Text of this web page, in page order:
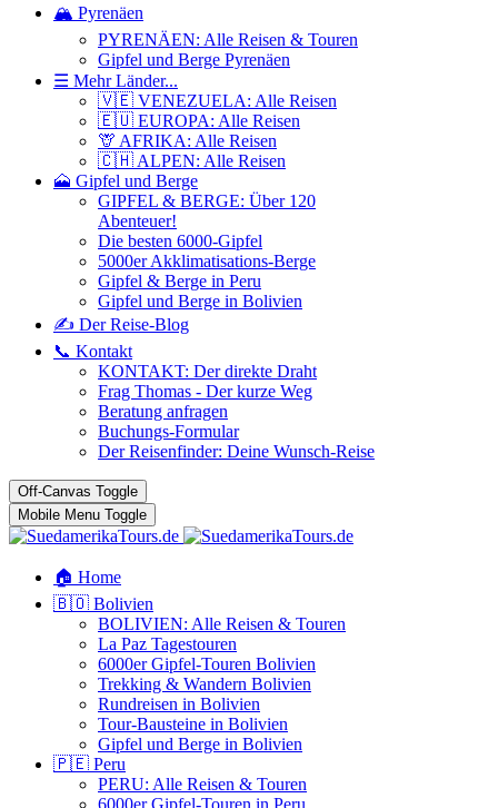
🏔️ Pyrenäen
PYRENÄEN: Alle Reisen & Touren
Gipfel und Berge Pyrenäen
☰ Mehr Länder...
🇻🇪 VENEZUELA: Alle Reisen
🇪🇺 EUROPA: Alle Reisen
🦒 AFRIKA: Alle Reisen
🇨🇭 ALPEN: Alle Reisen
🗻 Gipfel und Berge
GIPFEL & BERGE: Über 120
Abenteuer!
Die besten 6000-Gipfel
5000er Akklimatisations-Berge
Gipfel & Berge in Peru
Gipfel und Berge in Bolivien
✍️ Der Reise-Blog
📞 Kontakt
KONTAKT: Der direkte Draht
Frag Thomas - Der kurze Weg
Beratung anfragen
Buchungs-Formular
Der Reisenfinder: Deine Wunsch-Reise
Off-Canvas Toggle
Mobile Menu Toggle
🏠 Home
🇧🇴 Bolivien
BOLIVIEN: Alle Reisen & Touren
La Paz Tagestouren
6000er Gipfel-Touren Bolivien
Trekking & Wandern Bolivien
Rundreisen in Bolivien
Tour-Bausteine in Bolivien
Gipfel und Berge in Bolivien
🇵🇪 Peru
PERU: Alle Reisen & Touren
6000er Gipfel-Touren in Peru